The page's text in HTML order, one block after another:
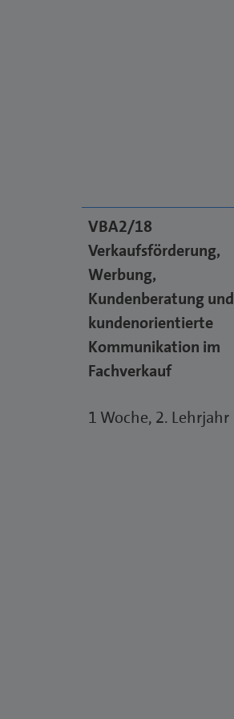
VBA2/18
Verkaufsförderung,
Werbung,
Kundenberatung und
kundenorientierte
Kommunikation im
Fachverkauf
1 Woche, 2. Lehrjahr